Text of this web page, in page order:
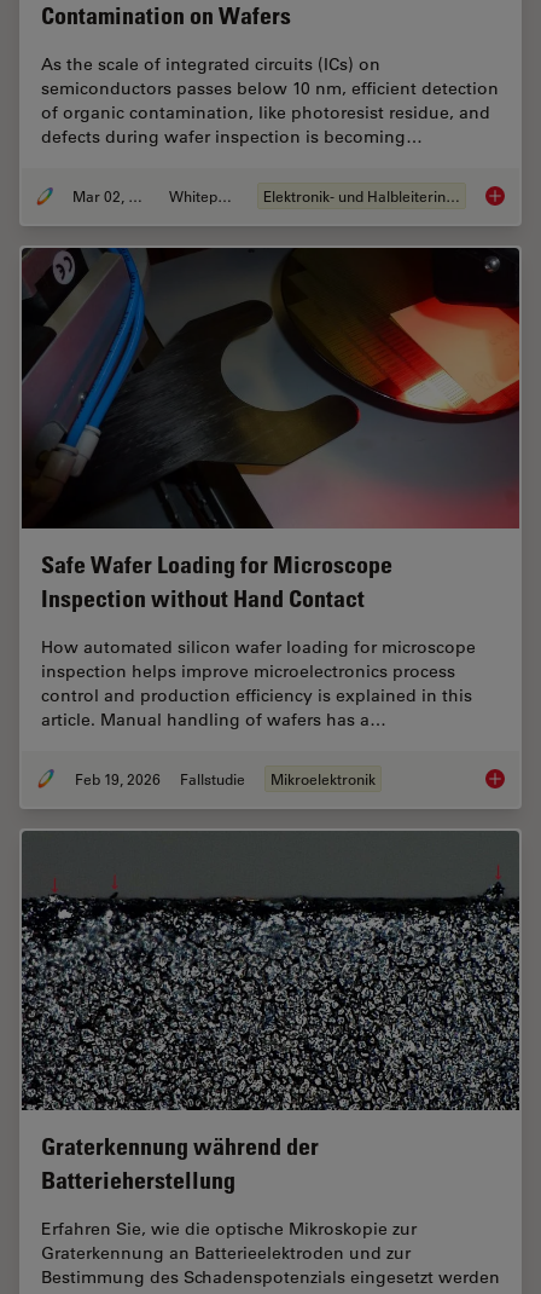
Contamination on Wafers
As the scale of integrated circuits (ICs) on
semiconductors passes below 10 nm, efficient detection
of organic contamination, like photoresist residue, and
defects during wafer inspection is becoming…
Mar 02, 2026 Whitepaper Elektronik- und Halbleiterindustrie
Safe Wafer Loading for Microscope
Inspection without Hand Contact
How automated silicon wafer loading for microscope
inspection helps improve microelectronics process
control and production efficiency is explained in this
article. Manual handling of wafers has a…
Feb 19, 2026 Fallstudie Mikroelektronik Safe
Graterkennung während der
Batterieherstellung
Erfahren Sie, wie die optische Mikroskopie zur
Graterkennung an Batterieelektroden und zur
Bestimmung des Schadenspotenzials eingesetzt werden